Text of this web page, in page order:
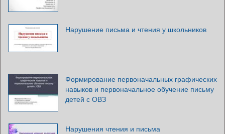
Нарушение письма и чтения у школьников
Формирование первоначальных графических
навыков и первоначальное обучение письму
детей с ОВЗ
Нарушения чтения и письма